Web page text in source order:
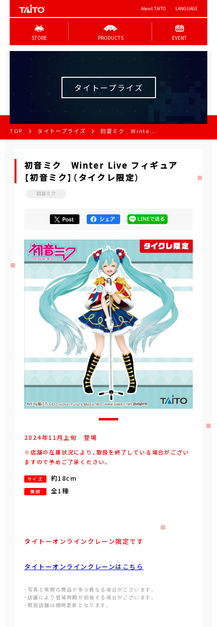
About TAITO LANGUAGE
STORE PRODUCTS EVENT
タイトープライズ
TOP タイトープライズ 初音ミク Winte...
初音ミク Winter Live フィギュア
【初音ミク】（タイクレ限定）
初音ミク
2024年11月 上旬 登場
※店舗の在庫状況により、取扱を終了している場合がござい
ますので予めご了承ください。
サイズ 約18cm
種類 全1種
タイトーオンラインクレーン限定です
タイトーオンラインクレーンはこちら
・写真と実際の商品が多少異なる場合がございます。
・店舗により登場時期が前後する場合がございます。
・取扱店舗は随時更新となります。